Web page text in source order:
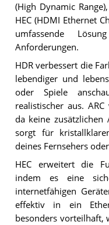
(High Dynamic
HEC (HDMI Ethernet
umfassende
Anforderungen.
HDR verbessert die
lebendiger und
oder Spiele
realistischer aus.
da keine
sorgt für
deines Fernsehers
HEC erweitert die
indem es eine
internetfähigen
effektiv in ein
besonders vorteilhaft,